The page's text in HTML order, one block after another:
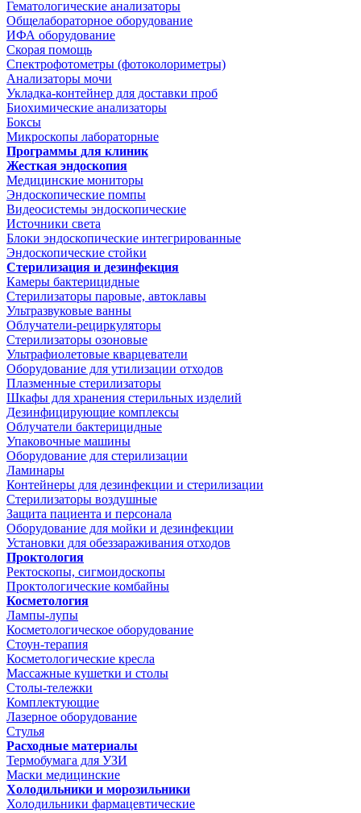
Гематологические анализаторы
Общелабораторное оборудование
ИФА оборудование
Скорая помощь
Спектрофотометры (фотоколориметры)
Анализаторы мочи
Укладка-контейнер для доставки проб
Биохимические анализаторы
Боксы
Микроскопы лабораторные
Программы для клиник
Жесткая эндоскопия
Медицинские мониторы
Эндоскопические помпы
Видеосистемы эндоскопические
Источники света
Блоки эндоскопические интегрированные
Эндоскопические стойки
Стерилизация и дезинфекция
Камеры бактерицидные
Стерилизаторы паровые, автоклавы
Ультразвуковые ванны
Облучатели-рециркуляторы
Стерилизаторы озоновые
Ультрафиолетовые кварцеватели
Оборудование для утилизации отходов
Плазменные стерилизаторы
Шкафы для хранения стерильных изделий
Дезинфицирующие комплексы
Облучатели бактерицидные
Упаковочные машины
Оборудование для стерилизации
Ламинары
Контейнеры для дезинфекции и стерилизации
Стерилизаторы воздушные
Защита пациента и персонала
Оборудование для мойки и дезинфекции
Установки для обеззараживания отходов
Проктология
Ректоскопы, сигмоидоскопы
Проктологические комбайны
Косметология
Лампы-лупы
Косметологическое оборудование
Стоун-терапия
Косметологические кресла
Массажные кушетки и столы
Столы-тележки
Комплектующие
Лазерное оборудование
Стулья
Расходные материалы
Термобумага для УЗИ
Маски медицинские
Холодильники и морозильники
Холодильники фармацевтические